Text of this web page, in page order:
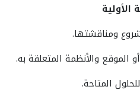
الأولية
ومناقشتها.
الموقع والأنظمة المتعلقة به.
المتاحة.